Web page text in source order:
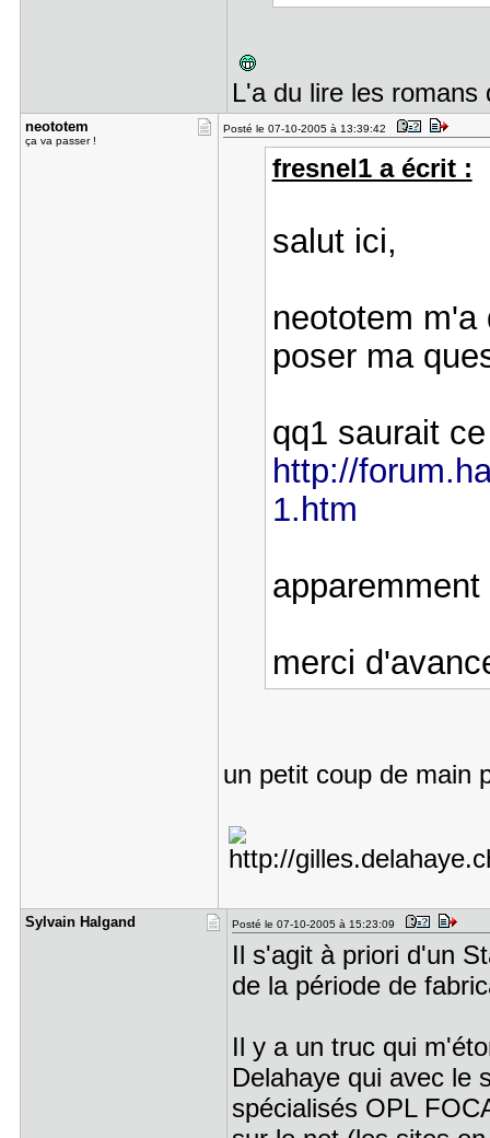
L'a du lire les romans
neototem
ça va passer !
Posté le 07-10-2005 à 13:39:42
fresnel1 a écrit :
salut ici,
neototem m'a
poser ma
qq1 saurait
http://
1.htm
merci
un petit coup de main
Sylvain Ha​lgand Posté le 07-10-2005 à 15:23:09
Il s'agit à priori d'un
de la période de
Il y a un truc qui
Delahaye qui avec le
spécialisés OPL